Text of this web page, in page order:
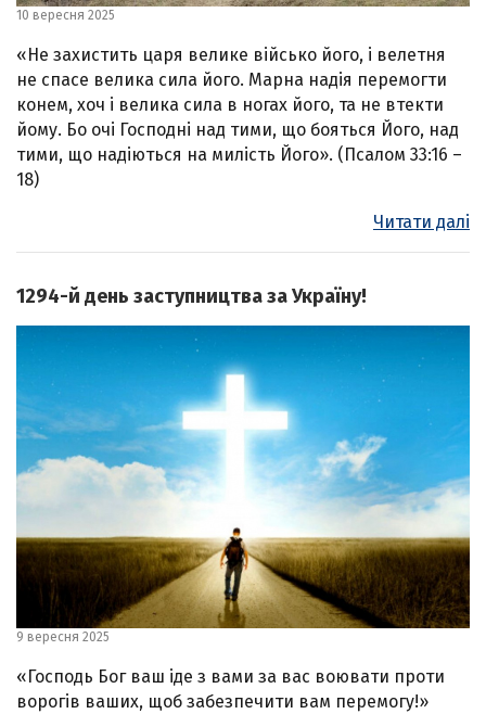
10 вересня 2025
«Не захистить царя велике військо його, і велетня
не спасе велика сила його. Марна надія перемогти
конем, хоч і велика сила в ногах його, та не втекти
йому. Бо очі Господні над тими, що бояться Його, над
тими, що надіються на милість Його». (Псалом 33:16 –
18)
Читати далі
1294-й день заступництва за Україну!
9 вересня 2025
«Господь Бог ваш іде з вами за вас воювати проти
ворогів ваших, щоб забезпечити вам перемогу!»